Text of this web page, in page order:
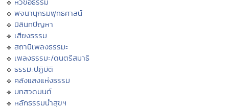
พจนานุกรมพุทธศาสน์
มิลินทปัญหา
เสียงธรรม
สถานีเพลงธรรมะ
เพลงธรรมะ/ดนตรีสมาธิ
ธรรมะปฏิบัติ
คลังแสงแห่งธรรม
บทสวดมนต์
หลักธรรมนำสุขฯ